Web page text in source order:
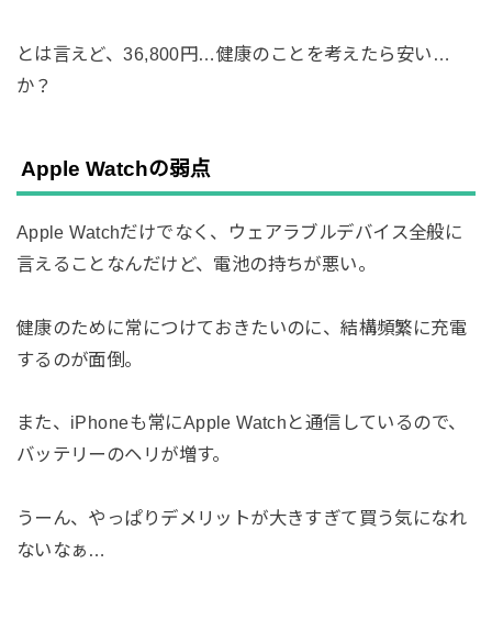
とは言えど、36,800円…健康のことを考えたら安い…
か？
Apple Watchの弱点
Apple Watchだけでなく、ウェアラブルデバイス全般に
言えることなんだけど、電池の持ちが悪い。
健康のために常につけておきたいのに、結構頻繁に充電
するのが面倒。
また、iPhoneも常にApple Watchと通信しているので、
バッテリーのヘリが増す。
うーん、やっぱりデメリットが大きすぎて買う気になれ
ないなぁ…